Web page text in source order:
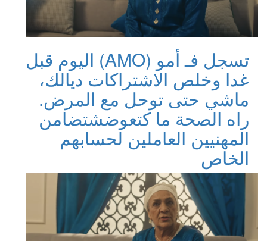
تسجل فـ أمو (AMO) اليوم قبل
غدا وخلص الاشتراكات ديالك،
ماشي حتى توحل مع المرض.
راه الصحة ما كتعوضشتضامن
المهنيين العاملين لحسابهم
الخاص